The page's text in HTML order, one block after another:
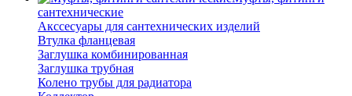
сантехнические
Акссесуары для сантехнических изделий
Втулка фланцевая
Заглушка комбинированная
Заглушка трубная
Колено трубы для радиатора